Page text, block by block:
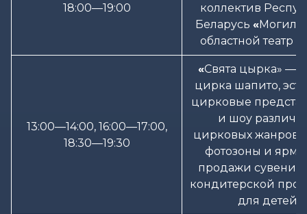
18:00—19:00
коллектив
Беларусь «
областной театр
13:00—14:00, 16:00—17:00,
18:30—19:30
«Свята цырка» —
цирка шапито,
цирковые
и шоу
цирковых жанров,
фотозоны и
продажи
кондитерской
для детей